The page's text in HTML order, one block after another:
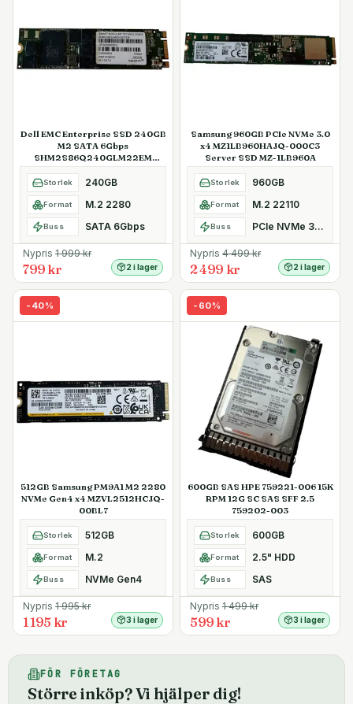
Dell EMC Enterprise SSD 240GB
M2 SATA 6Gbps
SHM2S86Q240GLM22EM
Kioxia SafeDATA
Storlek 240GB
Format M.2 2280
Buss SATA 6Gbps
Nypris 1 999kr
799 kr 2 i lager
Samsung 960GB PCIe NVMe 3.0
x4 MZ1LB960HAJQ-000C3
Server SSD MZ-1LB960A
Storlek 960GB
Format M.2 22110
Buss PCIe NVMe 3.0 x4
Nypris 4 499kr
2 499 kr 2 i lager
- 40%
512GB Samsung PM9A1 M2 2280
NVMe Gen4 x4 MZVL2512HCJQ-
00BL7
Storlek 512GB
Format M.2
Buss NVMe Gen4
Nypris 1 995kr
1 195 kr 3 i lager
- 60%
600GB SAS HPE 759221-006 15K
RPM 12G SC SAS SFF 2.5
759202-003
Storlek 600GB
Format 2.5" HDD
Buss SAS
Nypris 1 499kr
599 kr 3 i lager
FÖR FÖRETAG
Större inköp? Vi hjälper dig!